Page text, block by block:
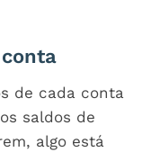
de cada conta
saldos de
algo está